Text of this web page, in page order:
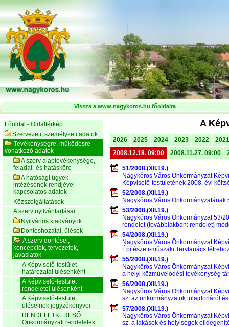
Vissza a www.nagykoros.hu főoldalra
Főoldal - Oldaltérkép
Szervezeti, személyzeti adatok
Tevékenységre, működésre
vonatkozó adatok
A szerv alaptevékenysége,
feladat- és hatásköre
A hatósági ügyek
intézésének rendjével
kapcsolatos adatok
Közszolgáltatások
A szerv nyilvántartásai
Nyilvános kiadványok
Döntéshozatal, ülések
A szerv döntései,
koncepciók, tervezetek,
javaslatok
A Képviselő-testület
határozatai ülésenként
A Képviselő-testület
rendeletei ülésenként
A Képviselő-testület
üléseinek jegyzőkönyvei
RENDELETKERESŐ
Önkormányzati rendeletek
A
2026 2025 2024 2023 2022
2021
2008.12.18. 09:00
2008.11.27. 09:00
51/2008.(XII.19.)
Nagykőrös Város Önkormányzat
Képviselő-testületének 2008. évi
52/2008.(XII.19.)
Nagykőrös Város
53/2008.(XII.19.)
Nagykőrös Város Önkormányzat 53/
rendelet (továbbiakban: rendelet)
54/2008.(XII.19.)
Nagykőrös Város Önkormányzat
Építészeti-műszaki Tervtanács
55/2008.(XII.19.)
Nagykőrös Város Önkormányzat
a helyi közművelődési tevékenység
56/2008.(XII.19.)
Nagykőrös Város Önkormányzat
sz. az önkormányzatok tulajdonáról
57/2008.(XII.19.)
Nagykőrös Város Önkormányzat
sz. a lakások és helyiségek